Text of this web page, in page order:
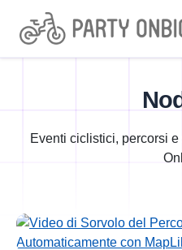
Eventi ciclistici, percorsi